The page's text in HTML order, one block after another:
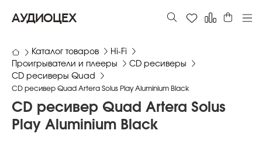
АУДИОЦЕХ
Каталог товаров
Hi-Fi
Проигрыватели и плееры
СD ресиверы
СD ресиверы Quad
CD ресивер Quad Artera Solus Play Aluminium Black
CD ресивер Quad Artera Solus
Play Aluminium Black